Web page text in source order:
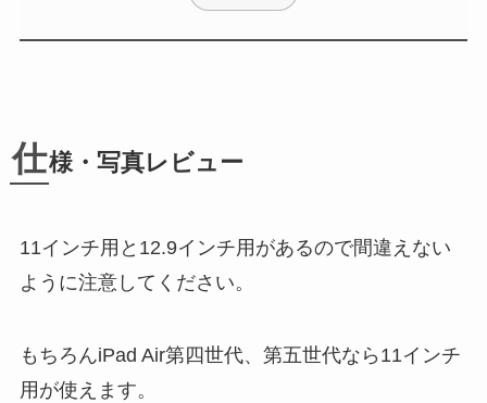
仕様・写真レビュー
11インチ用と12.9インチ用があるので間違えない
ように注意してください。
もちろんiPad Air第四世代、第五世代なら11インチ
用が使えます。